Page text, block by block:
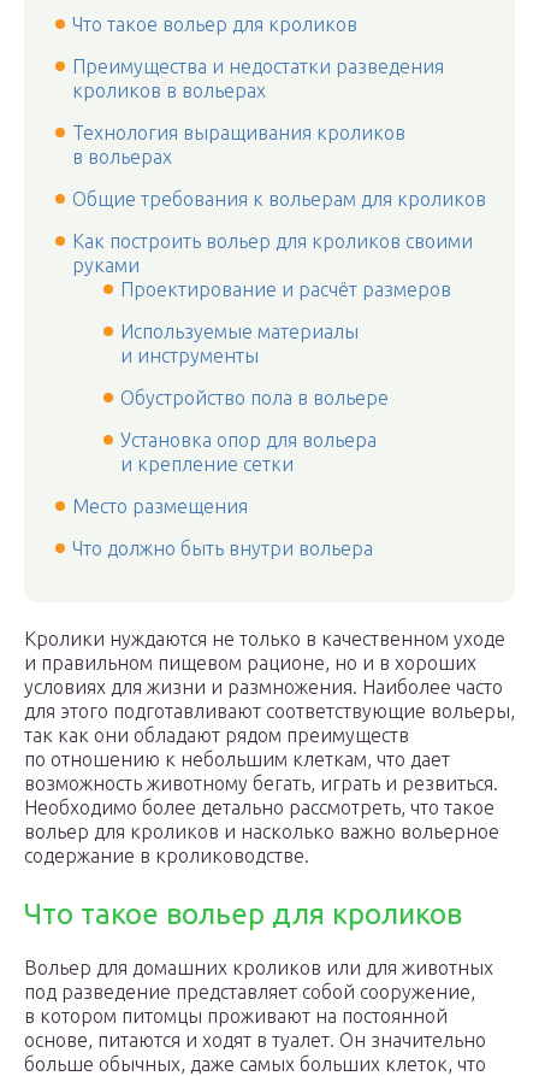
Что такое вольер для кроликов
Преимущества и недостатки разведения
кроликов в вольерах
Технология выращивания кроликов
в вольерах
Общие требования к вольерам для кроликов
Как построить вольер для кроликов своими
руками
Проектирование и расчёт размеров
Используемые материалы
и инструменты
Обустройство пола в вольере
Установка опор для вольера
и крепление сетки
Место размещения
Что должно быть внутри вольера
Кролики нуждаются не только в качественном уходе
и правильном пищевом рационе, но и в хороших
условиях для жизни и размножения. Наиболее часто
для этого подготавливают соответствующие вольеры,
так как они обладают рядом преимуществ
по отношению к небольшим клеткам, что дает
возможность животному бегать, играть и резвиться.
Необходимо более детально рассмотреть, что такое
вольер для кроликов и насколько важно вольерное
содержание в кролиководстве.
Что такое вольер для кроликов
Вольер для домашних кроликов или для животных
под разведение представляет собой сооружение,
в котором питомцы проживают на постоянной
основе, питаются и ходят в туалет. Он значительно
больше обычных, даже самых больших клеток, что